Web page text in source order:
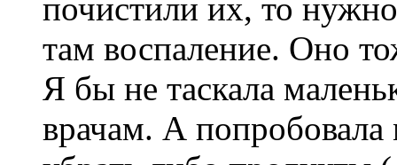
почистили их, то
там воспаление. Оно
Я бы не таскала
врачам. А